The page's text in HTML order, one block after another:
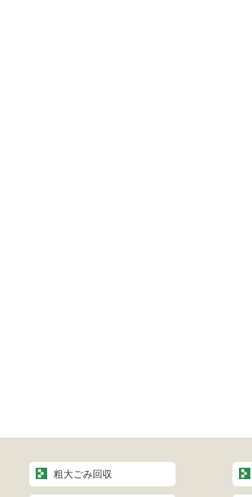
粗大ごみ回収